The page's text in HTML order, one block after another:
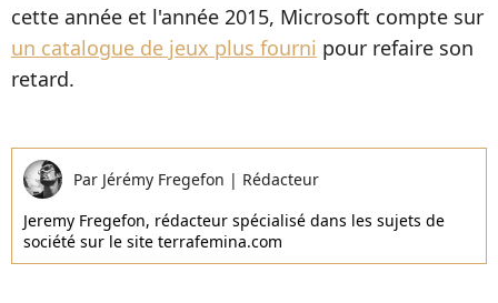
cette année et l'année 2015, Microsoft compte sur
un catalogue de jeux plus fourni pour refaire son
retard.
Par Jérémy Fregefon | Rédacteur
Jeremy Fregefon, rédacteur spécialisé dans les sujets de
société sur le site terrafemina.com